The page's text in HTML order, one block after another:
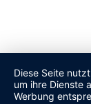
Diese Seite
um ihre Dienste
Werbung